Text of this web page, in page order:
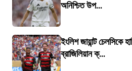
অনিশ্চিত উপ...
ইংলিশ জায়ান্ট চেলসিকে
ব্রাজিলিয়ান ক্...